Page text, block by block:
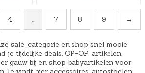
4 … 7 8 9 →
sale-categorie en shop snel mooie
je tijdelijke deals, OP=OP-artikelen,
gauw bij en shop babyartikelen voor